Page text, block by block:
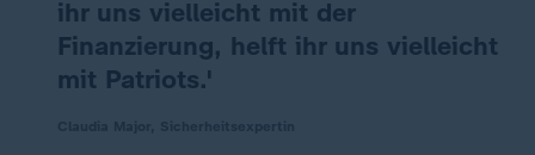
ihr uns vielleicht mit der
Finanzierung, helft ihr uns vielleicht
mit Patriots.'